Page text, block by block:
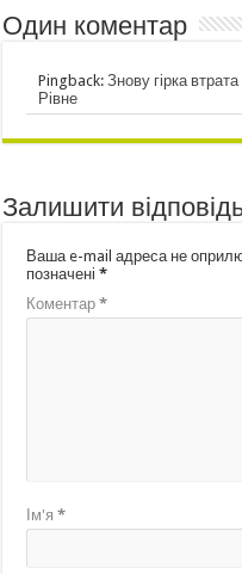
Один коментар
Pingback:Знову гірка
Рівне
Залишити
Ваша e-mail адреса не
позначені*
Коментар*
Ім'я*